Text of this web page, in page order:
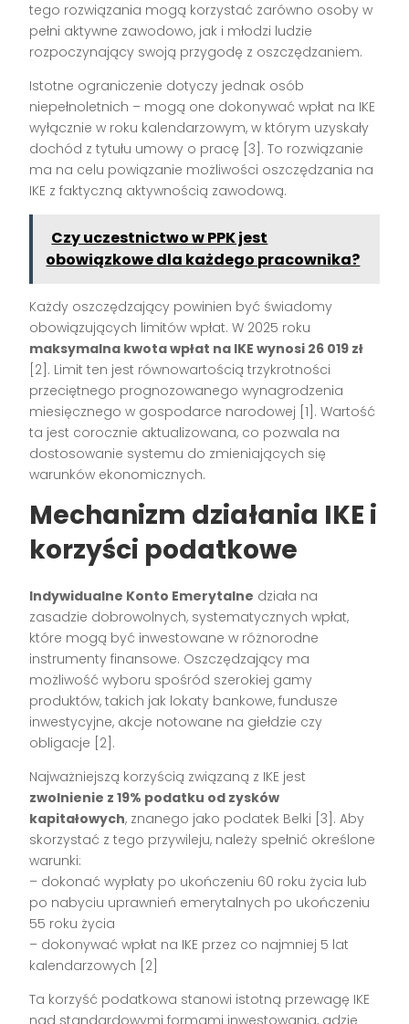
tego rozwiązania mogą korzystać zarówno osoby w
pełni aktywne zawodowo, jak i młodzi ludzie
rozpoczynający swoją przygodę z oszczędzaniem.
Istotne ograniczenie dotyczy jednak osób
niepełnoletnich – mogą one dokonywać wpłat na IKE
wyłącznie w roku kalendarzowym, w którym uzyskały
dochód z tytułu umowy o pracę [3]. To rozwiązanie
ma na celu powiązanie możliwości oszczędzania na
IKE z faktyczną aktywnością zawodową.
Czy uczestnictwo w PPK jest
obowiązkowe dla każdego pracownika?
Każdy oszczędzający powinien być świadomy
obowiązujących limitów wpłat. W 2025 roku
maksymalna kwota wpłat na IKE wynosi 26 019 zł
[2]. Limit ten jest równowartością trzykrotności
przeciętnego prognozowanego wynagrodzenia
miesięcznego w gospodarce narodowej [1]. Wartość
ta jest corocznie aktualizowana, co pozwala na
dostosowanie systemu do zmieniających się
warunków ekonomicznych.
Mechanizm działania IKE i
korzyści podatkowe
Indywidualne Konto Emerytalne działa na
zasadzie dobrowolnych, systematycznych wpłat,
które mogą być inwestowane w różnorodne
instrumenty finansowe. Oszczędzający ma
możliwość wyboru spośród szerokiej gamy
produktów, takich jak lokaty bankowe, fundusze
inwestycyjne, akcje notowane na giełdzie czy
obligacje [2].
Najważniejszą korzyścią związaną z IKE jest
zwolnienie z 19% podatku od zysków
kapitałowych, znanego jako podatek Belki [3]. Aby
skorzystać z tego przywileju, należy spełnić określone
warunki:
– dokonać wypłaty po ukończeniu 60 roku życia lub
po nabyciu uprawnień emerytalnych po ukończeniu
55 roku życia
– dokonywać wpłat na IKE przez co najmniej 5 lat
kalendarzowych [2]
Ta korzyść podatkowa stanowi istotną przewagę IKE